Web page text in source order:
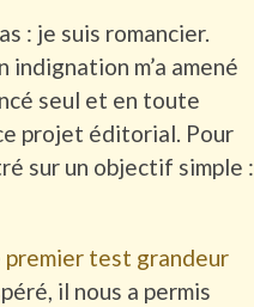
: je suis romancier.
m’a amené
seul et en toute
projet éditorial. Pour
sur un objectif simple :
premier test grandeur
il nous a permis